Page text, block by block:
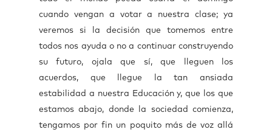
cuando vengan a votar a nuestra clase; ya
veremos si la decisión que tomemos entre
todos nos ayuda o no a continuar construyendo
su futuro, ojala que sí, que lleguen los
acuerdos, que llegue la tan ansiada
estabilidad a nuestra Educación y, que los que
estamos abajo, donde la sociedad comienza,
tengamos por fin un poquito más de voz allá